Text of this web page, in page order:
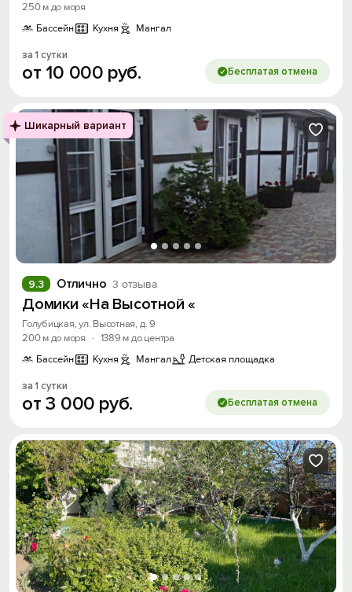
250 м до моря
Бассейн
Кухня Мангал
за 1 сутки
от 10 000 руб. Бесплатая отмена
Шикарный вариант
Отлично 3 отзыва
9.3
Домики «На Высотной «
Голубицкая, ул. Высотная, д. 9
200 м до моря
· 1389 м до центра
Бассейн
Кухня Мангал Детская площадка
за 1 сутки
от3 000 руб. Бесплатая отмена